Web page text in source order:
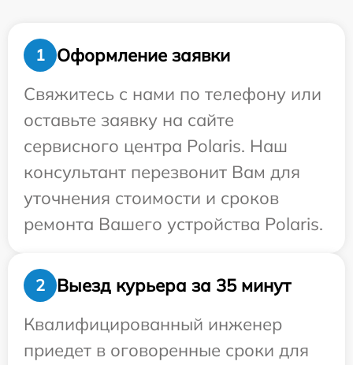
1
Оформление заявки
Свяжитесь с нами по телефону или
оставьте заявку на сайте
сервисного центра Polaris. Наш
консультант перезвонит Вам для
уточнения стоимости и сроков
ремонта Вашего устройства Polaris.
2
Выезд курьера за 35 минут
Квалифицированный инженер
приедет в оговоренные сроки для